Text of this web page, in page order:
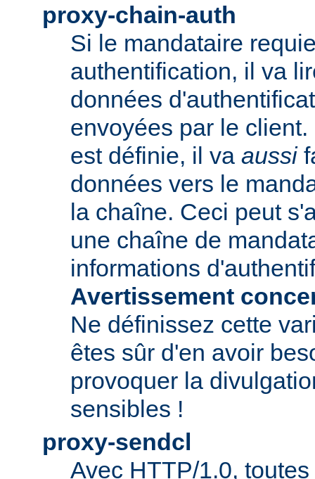
proxy-chain-auth
Si le mandataire
authentification, il va
données
envoyées par le
est définie, il va aussi
données vers le
la chaîne. Ceci peut
une chaîne de
informations
Avertissement
Ne définissez cette
êtes sûr d'en avoir
provoquer la
sensibles !
proxy-sendcl
Avec HTTP/1.0,